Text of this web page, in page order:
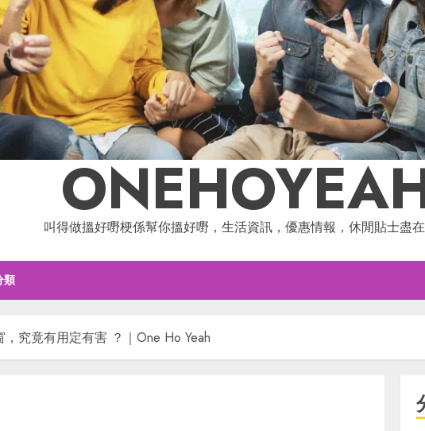
叫得做搵好嘢梗係幫你搵好嘢，生活資訊，優惠情報，休閒貼士盡
類
究竟有用定有害 ？｜One Ho Yeah